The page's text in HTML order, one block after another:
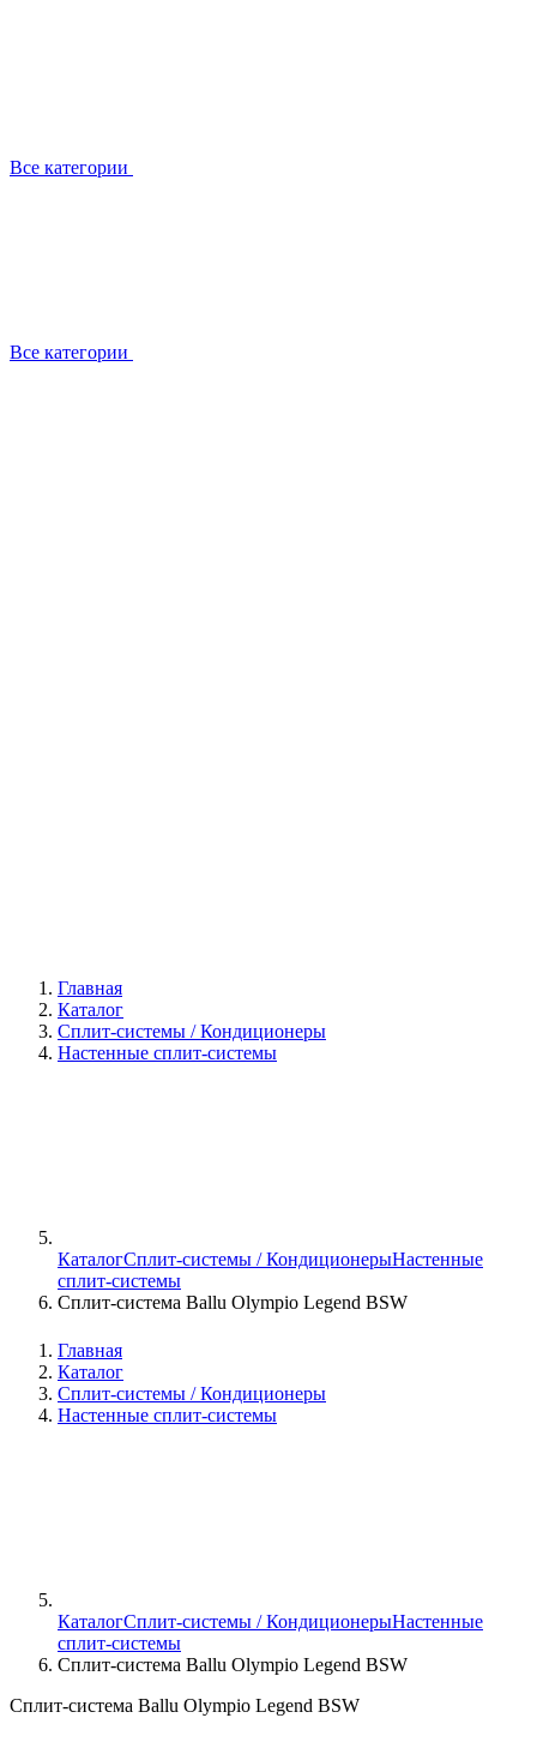
Все категории
Все категории
Главная
Каталог
Сплит-системы / Кондиционеры
Настенные сплит-системы
КаталогСплит-системы / КондиционерыНастенные
сплит-системы
Сплит-система Ballu Olympio Legend BSW
Главная
Каталог
Сплит-системы / Кондиционеры
Настенные сплит-системы
КаталогСплит-системы / КондиционерыНастенные
сплит-системы
Сплит-система Ballu Olympio Legend BSW
Сплит-система Ballu Olympio Legend BSW